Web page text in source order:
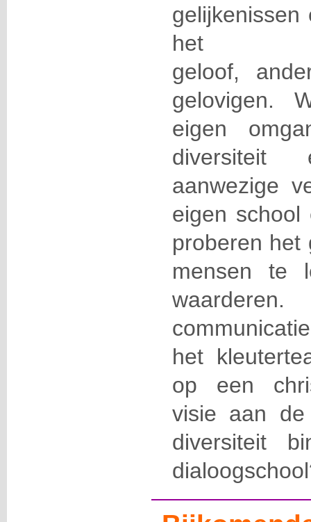
gelijkenissen
het
geloof,
gelovigen.
eigen
aanwezige
eigen
proberen het
mensen te
het
op een
visie aan
diversiteit